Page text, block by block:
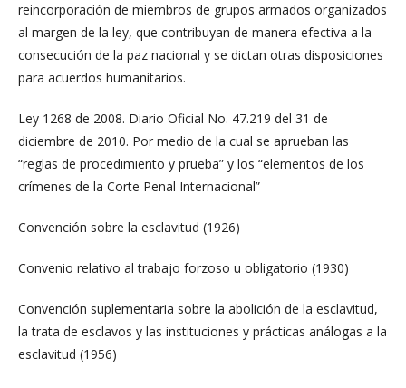
reincorporación de miembros de grupos armados organizados
al margen de la ley, que contribuyan de manera efectiva a la
consecución de la paz nacional y se dictan otras disposiciones
para acuerdos humanitarios.
Ley 1268 de 2008. Diario Oficial No. 47.219 del 31 de
diciembre de 2010. Por medio de la cual se aprueban las
“reglas de procedimiento y prueba” y los “elementos de los
crímenes de la Corte Penal Internacional”
Convención sobre la esclavitud (1926)
Convenio relativo al trabajo forzoso u obligatorio (1930)
Convención suplementaria sobre la abolición de la esclavitud,
la trata de esclavos y las instituciones y prácticas análogas a la
esclavitud (1956)